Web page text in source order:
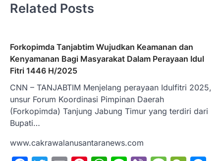
Related Posts
Forkopimda Tanjabtim Wujudkan Keamanan dan
Kenyamanan Bagi Masyarakat Dalam Perayaan Idul
Fitri 1446 H/2025
CNN – TANJABTIM Menjelang perayaan Idulfitri 2025,
unsur Forum Koordinasi Pimpinan Daerah
(Forkopimda) Tanjung Jabung Timur yang terdiri dari
Bupati…
www.cakrawalanusantaranews.com